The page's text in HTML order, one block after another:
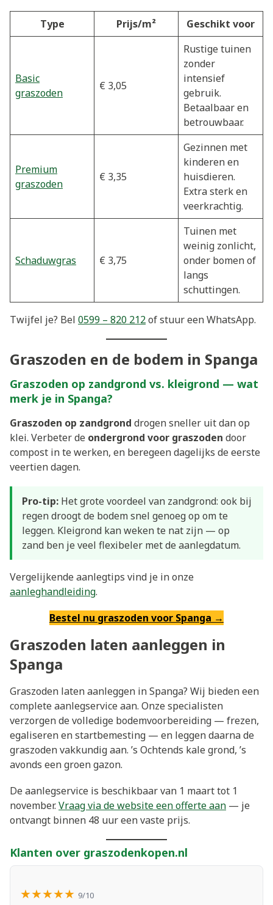
Type Prijs/m² Geschikt voor
Basic
graszoden
€ 3,05
Rustige tuinen
zonder
intensief
gebruik.
Betaalbaar en
betrouwbaar.
Premium
graszoden
€ 3,35
Gezinnen met
kinderen en
huisdieren.
Extra sterk en
veerkrachtig.
Schaduwgras € 3,75
Tuinen met
weinig zonlicht,
onder bomen of
langs
schuttingen.
Twijfel je? Bel 0599 – 820 212of stuur een WhatsApp.
Graszoden en de bodem in Spanga
Graszoden op zandgrond vs. kleigrond — wat
merk je in Spanga?
Graszoden op zandgrond drogen sneller uit dan op
klei. Verbeter de ondergrond voor graszoden door
compost in te werken, en beregeen dagelijks de eerste
veertien dagen.
Pro-tip: Het grote voordeel van zandgrond: ook bij
regen droogt de bodem snel genoeg op om te
leggen. Kleigrond kan weken te nat zijn — op
zand ben je veel flexibeler met de aanlegdatum.
Vergelijkende aanlegtips vind je in onze
aanleghandleiding.
Bestel nu graszoden voor Spanga →
Graszoden laten aanleggen in
Spanga
Graszoden laten aanleggen in Spanga? Wij bieden een
complete aanlegservice aan. Onze specialisten
verzorgen de volledige bodemvoorbereiding — frezen,
egaliseren en startbemesting — en leggen daarna de
graszoden vakkundig aan. ’s Ochtends kale grond, ’s
avonds een groen gazon.
De aanlegservice is beschikbaar van 1 maart tot 1
november.Vraag via de website een offerte aan — je
ontvangt binnen 48 uur een vaste prijs.
Klanten over graszodenkopen.nl
★★★★★ 9/10